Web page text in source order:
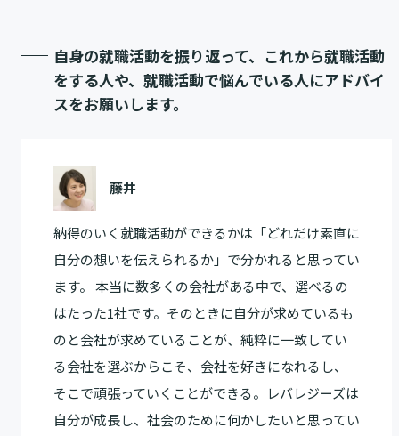
自身の就職活動を振り返って、これから就職活動
をする人や、就職活動で悩んでいる人にアドバイ
スをお願いします。
藤井
納得のいく就職活動ができるかは「どれだけ素直に
自分の想いを伝えられるか」で分かれると思ってい
ます。 本当に数多くの会社がある中で、選べるの
はたった1社です。そのときに自分が求めているも
のと会社が求めていることが、純粋に一致してい
る会社を選ぶからこそ、会社を好きになれるし、
そこで頑張っていくことができる。レバレジーズは
自分が成長し、社会のために何かしたいと思ってい